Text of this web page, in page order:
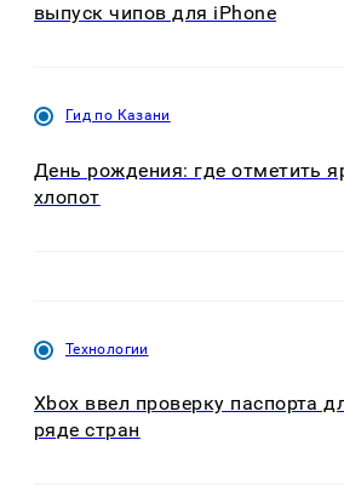
выпуск чипов для iPhone
Гид по Казани
День рождения: где отметить
хлопот
Технологии
Xbox ввел проверку паспорта
ряде стран